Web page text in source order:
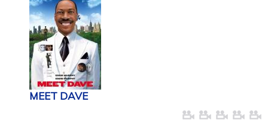
MEET DAVE